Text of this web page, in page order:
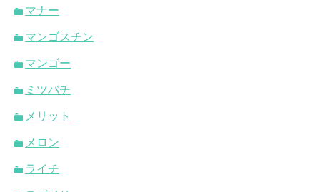
マナー
マンゴスチン
マンゴー
ミツバチ
メリット
メロン
ライチ